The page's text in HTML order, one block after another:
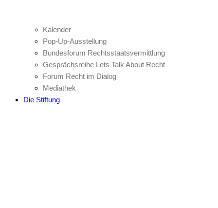
Kalender
Pop-Up-Ausstellung
Bundesforum Rechtsstaatsvermittlung
Gesprächsreihe Lets Talk About Recht
Forum Recht im Dialog
Mediathek
Die Stiftung